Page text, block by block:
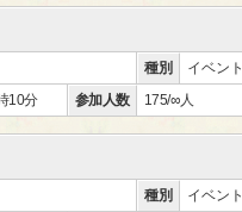
種別 イベント
10分 参加人数 175/∞人
種別 イベント